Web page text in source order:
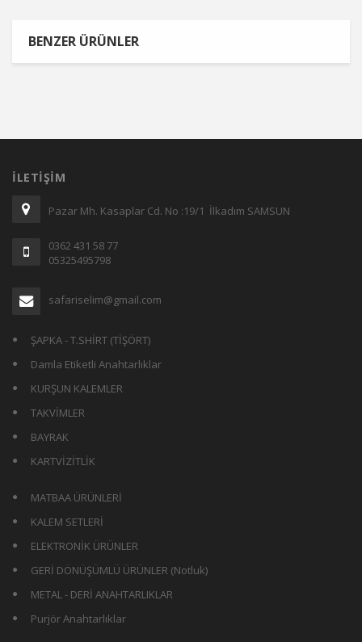
BENZER ÜRÜNLER
İLETIŞIM
Pazar Mh. Kasaplar Cd. No :19/1 İlkadım SAMSUN
0362 431 58 77
05325495798
safariselim@gmail.com
ŞAPKA - T.SHİRT (TİŞÖRT)
Damla Etiketli Anahtarlıklar
KURŞUN KALEMLER
TAKVİMLER
BAYRAK
KARTVİZİTLİK
MATBAA ÜRÜNLERİ
KALEM SETLERİ
ELEKTRONİK ÜRÜNLER
GERİ DÖNÜŞÜMLÜ ÜRÜNLER (Notluk)
METAL - DERİ ANAHTARLIKLAR
Purjör Anahtarlıklar